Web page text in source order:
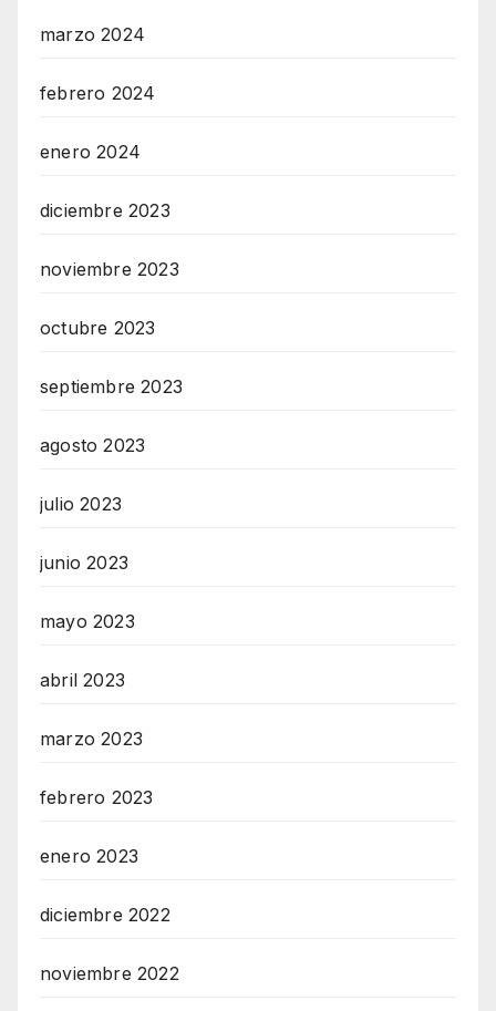
marzo 2024
febrero 2024
enero 2024
diciembre 2023
noviembre 2023
octubre 2023
septiembre 2023
agosto 2023
julio 2023
junio 2023
mayo 2023
abril 2023
marzo 2023
febrero 2023
enero 2023
diciembre 2022
noviembre 2022